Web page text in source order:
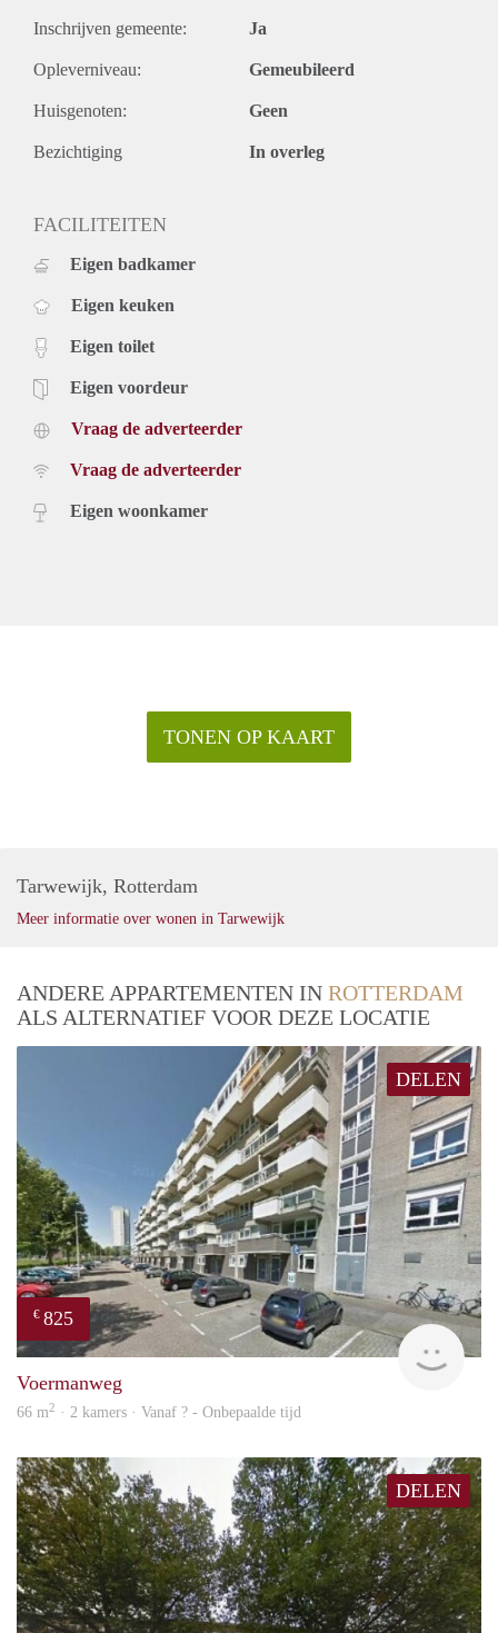
Inschrijven gemeente: Ja
Opleverniveau: Gemeubileerd
Huisgenoten: Geen
Bezichtiging In overleg
FACILITEITEN
Eigen badkamer
Eigen keuken
Eigen toilet
Eigen voordeur
Vraag de adverteerder
Vraag de adverteerder
Eigen woonkamer
TONEN OP KAART
Tarwewijk, Rotterdam
Meer informatie over wonen in Tarwewijk
ANDERE APPARTEMENTEN IN ROTTERDAM
ALS ALTERNATIEF VOOR DEZE LOCATIE
DELEN
€ 825
Voermanweg
66 m2 · 2 kamers · Vanaf ? - Onbepaalde tijd
DELEN